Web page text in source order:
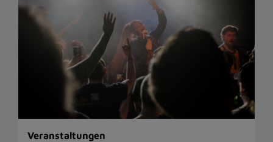
Veranstaltungen